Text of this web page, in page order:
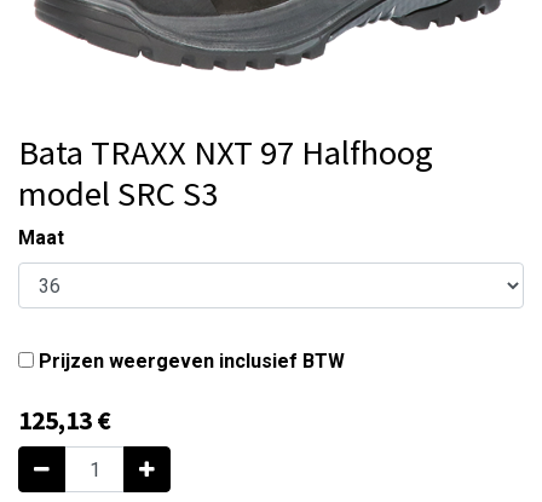
Bata TRAXX NXT 97 Halfhoog
model SRC S3
Maat
Prijzen weergeven inclusief BTW
125,13€